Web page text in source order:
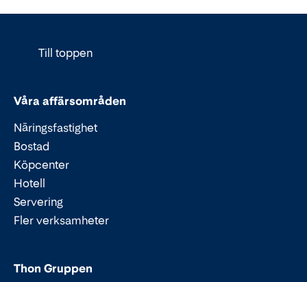
Till toppen
Våra affärsområden
Näringsfastighet
Bostad
Köpcenter
Hotell
Servering
Fler verksamheter
Thon Gruppen